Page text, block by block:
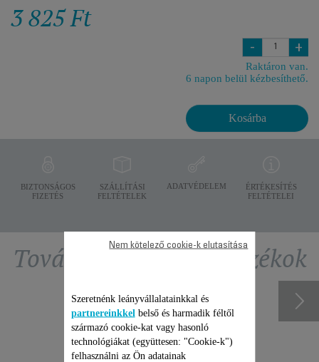
3 825 Ft
- +
Raktáron van.
6 napon belül kézbesíthető.
Kosárba
BIZTONSÁGOS
FIZETÉS
SZÁLLÍTÁSI
FELTÉTELEK
ADATVÉDELEM
ÉRTÉKESÍTÉS
FELTÉTELEI
További ajánlott tartozékok
Szeretnénk leányvállalatainkkal és
partnereinkkel belső és harmadik féltől
származó cookie-kat vagy hasonló
technológiákat (együttesen: "Cookie-k")
felhasználni az Ön adatainak
Nem kötelező cookie-k elutasítása